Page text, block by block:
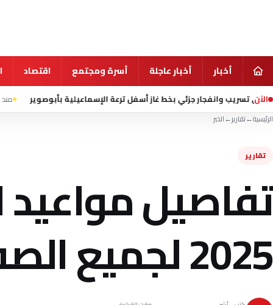
أخبار أخبار عاجلة أسرة ومجتمع اقتصاد
الآن
جزئي بخط غاز أسفل ترعة الإسماعيلية بأبوصوير منذ 8 ساعة إعلام
الرئيسية←تقارير←الخبر
تقارير
تفاصيل مواعيد
2025 لجميع الصفوف الدراسية